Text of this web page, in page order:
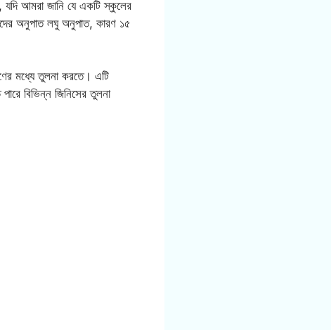
আমরা জানি যে একটি স্কুলের
অনুপাত লঘু অনুপাত, কারণ ১৫
মধ্যে তুলনা করতে। এটি
বিভিন্ন জিনিসের তুলনা